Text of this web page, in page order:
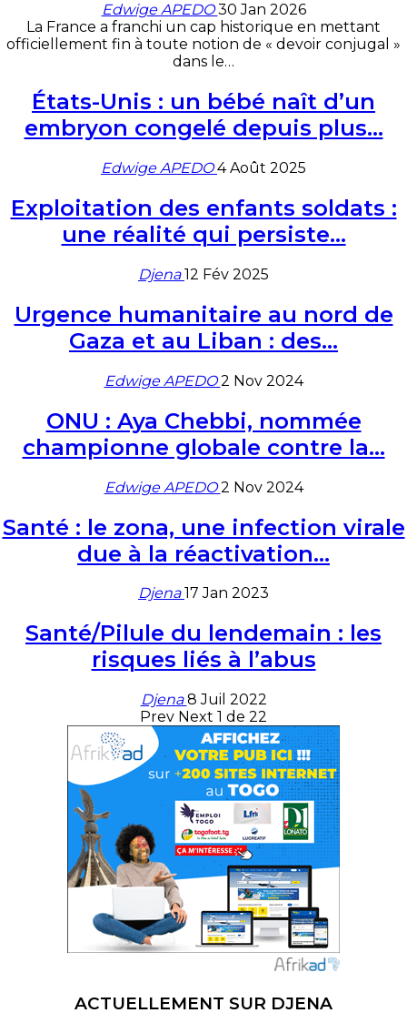
Edwige APEDO30 Jan 2026
La France a franchi un cap historique en mettant
officiellement fin à toute notion de « devoir conjugal »
dans le…
États-Unis : un bébé naît d’un
embryon congelé depuis plus…
Edwige APEDO4 Août 2025
Exploitation des enfants soldats :
une réalité qui persiste…
Djena12 Fév 2025
Urgence humanitaire au nord de
Gaza et au Liban : des…
Edwige APEDO2 Nov 2024
ONU : Aya Chebbi, nommée
championne globale contre la…
Edwige APEDO2 Nov 2024
Santé : le zona, une infection virale
due à la réactivation…
Djena17 Jan 2023
Santé/Pilule du lendemain : les
risques liés à l’abus
Djena8 Juil 2022
Prev Next 1 de 22
ACTUELLEMENT SUR DJENA